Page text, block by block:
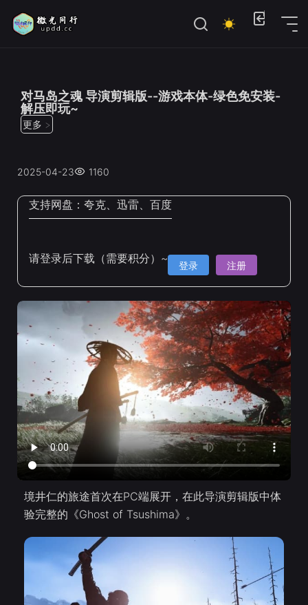
对马岛之魂 导演剪辑版--游戏本体-绿色免安装-
解压即玩~
更多 >
2025-04-23 1160
支持网盘： 夸克、迅雷、百度
请登录后下载（需要积分）~ 登录 注册
境井仁的旅途首次在PC端展开，在此导演剪辑版中体
验完整的《Ghost of Tsushima》。